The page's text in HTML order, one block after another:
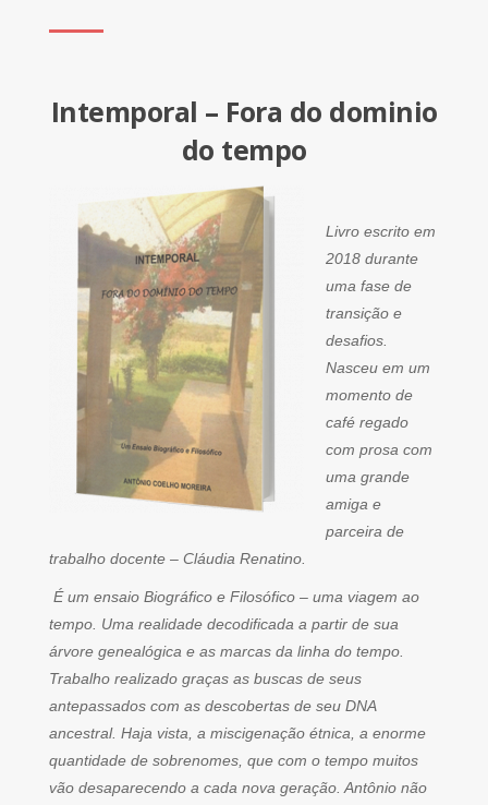
Intemporal – Fora do dominio
do tempo
Livro escrito em
2018 durante
uma fase de
transição e
desafios.
Nasceu em um
momento de
café regado
com prosa com
uma grande
amiga e
parceira de
trabalho docente – Cláudia Renatino.
É um ensaio Biográfico e Filosófico – uma viagem ao
tempo. Uma realidade decodificada a partir de sua
árvore genealógica e as marcas da linha do tempo.
Trabalho realizado graças as buscas de seus
antepassados com as descobertas de seu DNA
ancestral. Haja vista, a miscigenação étnica, a enorme
quantidade de sobrenomes, que com o tempo muitos
vão desaparecendo a cada nova geração. Antônio não